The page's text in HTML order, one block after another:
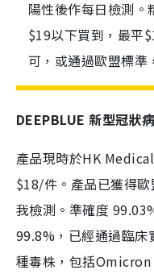
陽性後作每日檢測
$19以下買到，最平
可，或通過歐盟標準
DEEPBLUE 新型冠狀
產品現時於HK
$18/件。產品已獲得
我檢測。準確度
99.8%，已經通過臨床
種毒株，包括